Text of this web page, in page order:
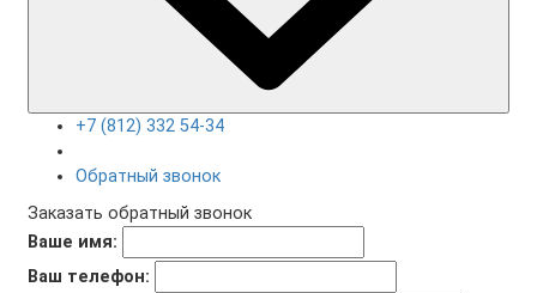
+7 (812) 332 54-34
Обратный звонок
Заказать обратный звонок
Ваше имя:
Ваш телефон: